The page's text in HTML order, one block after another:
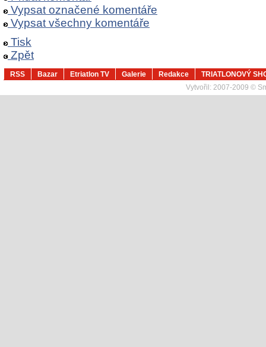
Vypsat označené komentáře
Vypsat všechny komentáře
Tisk
Zpět
RSS Bazar Etriatlon TV Galerie Redakce
TRIATLONOVÝ
Vytvořil: 2007-2009 ©